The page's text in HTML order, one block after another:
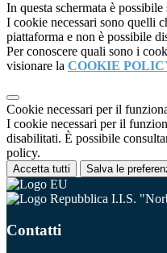
In questa schermata è
I cookie necessari sono quelli
piattaforma e non è possibile
Per conoscere quali sono i
visionare la COOKIE
Cookie necessari per il
I cookie necessari per il
disabilitati. È possibile
policy.
Accetta tutti Salva le
I.I.S.
Contatti